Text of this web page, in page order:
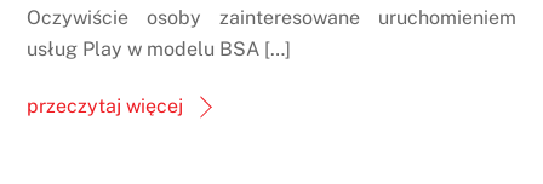
Oczywiście osoby zainteresowane uruchomieniem
usług Play w modelu BSA […]
przeczytaj więcej